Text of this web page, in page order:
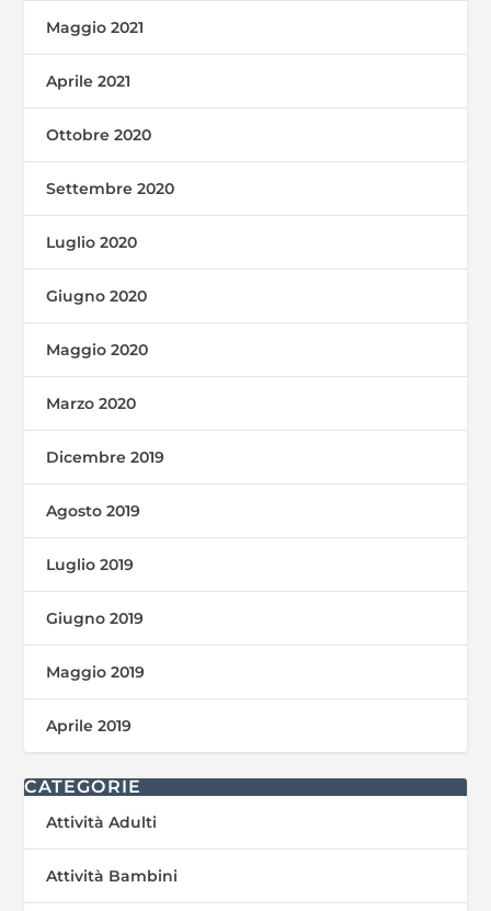
Maggio 2021
Aprile 2021
Ottobre 2020
Settembre 2020
Luglio 2020
Giugno 2020
Maggio 2020
Marzo 2020
Dicembre 2019
Agosto 2019
Luglio 2019
Giugno 2019
Maggio 2019
Aprile 2019
CATEGORIE
Attività Adulti
Attività Bambini